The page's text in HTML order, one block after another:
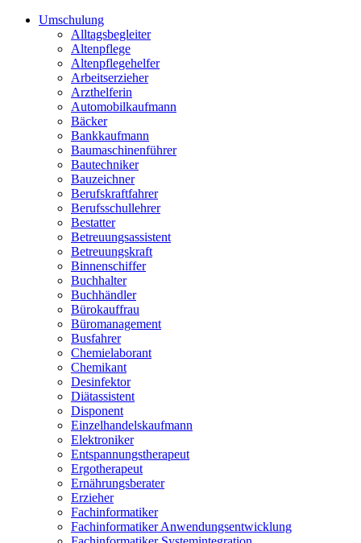
Umschulung
Alltagsbegleiter
Altenpflege
Altenpflegehelfer
Arbeitserzieher
Arzthelferin
Automobilkaufmann
Bäcker
Bankkaufmann
Baumaschinenführer
Bautechniker
Bauzeichner
Berufskraftfahrer
Berufsschullehrer
Bestatter
Betreuungsassistent
Betreuungskraft
Binnenschiffer
Buchhalter
Buchhändler
Bürokauffrau
Büromanagement
Busfahrer
Chemielaborant
Chemikant
Desinfektor
Diätassistent
Disponent
Einzelhandelskaufmann
Elektroniker
Entspannungstherapeut
Ergotherapeut
Ernährungsberater
Erzieher
Fachinformatiker
Fachinformatiker Anwendungsentwicklung